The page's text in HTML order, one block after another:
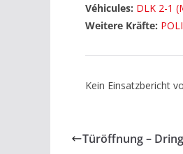
Véhicules: DLK 2-1
Weitere Kräfte:
Kein Einsatzbericht
Türöffnung –